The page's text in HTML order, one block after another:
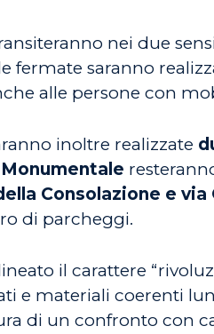
nei due
fermate saranno
alle persone con
inoltre realizzate
Consolazione e via
di parcheggi.
il carattere
materiali coerenti
di un confronto con